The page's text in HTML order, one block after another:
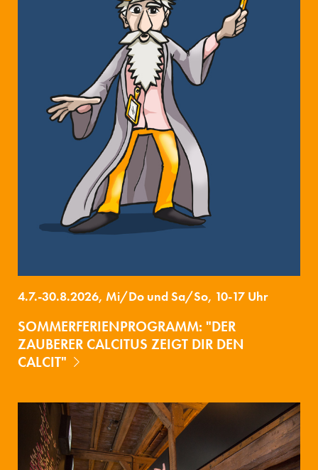
4.7.-30.8.2026, Mi/Do und Sa/So, 10-17 Uhr
SOMMERFERIENPROGRAMM: "DER
ZAUBERER CALCITUS ZEIGT DIR DEN
CALCIT"